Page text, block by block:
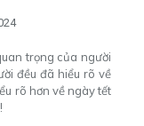
trọng của người
đều đã hiểu rõ về
rõ hơn về ngày tết